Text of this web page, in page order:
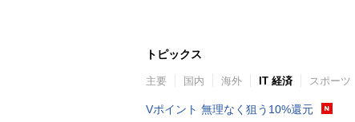
トピックス
主要 国内 海外 IT 経済 スポーツ
Vポイント 無理なく狙う10%還元